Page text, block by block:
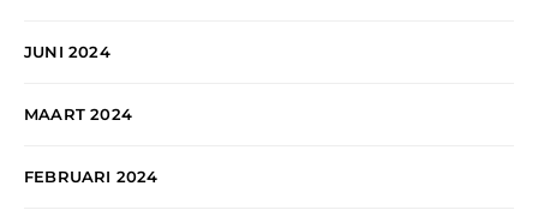
JUNI 2024
MAART 2024
FEBRUARI 2024